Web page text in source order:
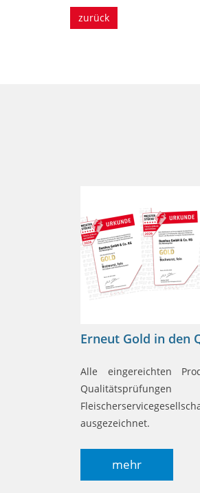
zurück
Erneut Gold in den
Alle eingereichten
ausgezeichnet.
mehr